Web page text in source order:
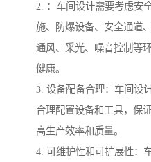
2. ：车间设计需要考虑安
施、防爆设备、安全通道
通风、采光、噪音控制等
健康。
3. 设备配备合理：车间设
合理配置设备和工具，保
高生产效率和质量。
4. 可维护性和可扩展性：